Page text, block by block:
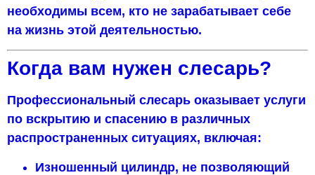
необходимы всем, кто не зарабатывает себе
на жизнь этой деятельностью.
Когда вам нужен слесарь?
Профессиональный слесарь оказывает услуги
по вскрытию и спасению в различных
распространенных ситуациях, включая:
Изношенный цилиндр, не позволяющий